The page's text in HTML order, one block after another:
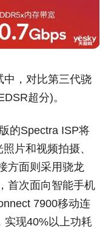
，对比第三代骁
超分)。
Spectra ISP将
片和视频拍摄、
方面则采用骁龙
首次面向智能手机
7900移动连
实现40%以上功耗